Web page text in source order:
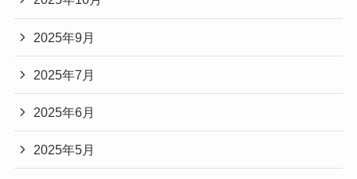
2025年9月
2025年7月
2025年6月
2025年5月